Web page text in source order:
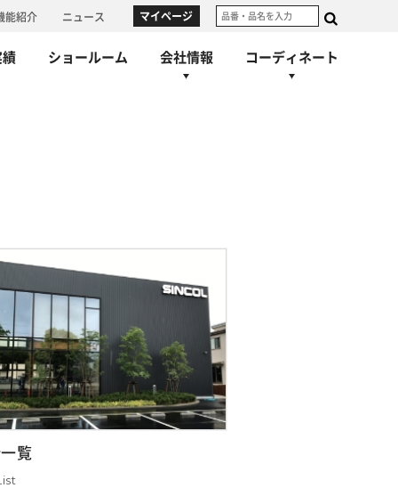
能紹介 ニュース マイページ
績 ショールーム 会社情報 コーディネート
事業所一覧 代表あいさつ 沿革
着せ替えシミュレーション コーディネート集
覧